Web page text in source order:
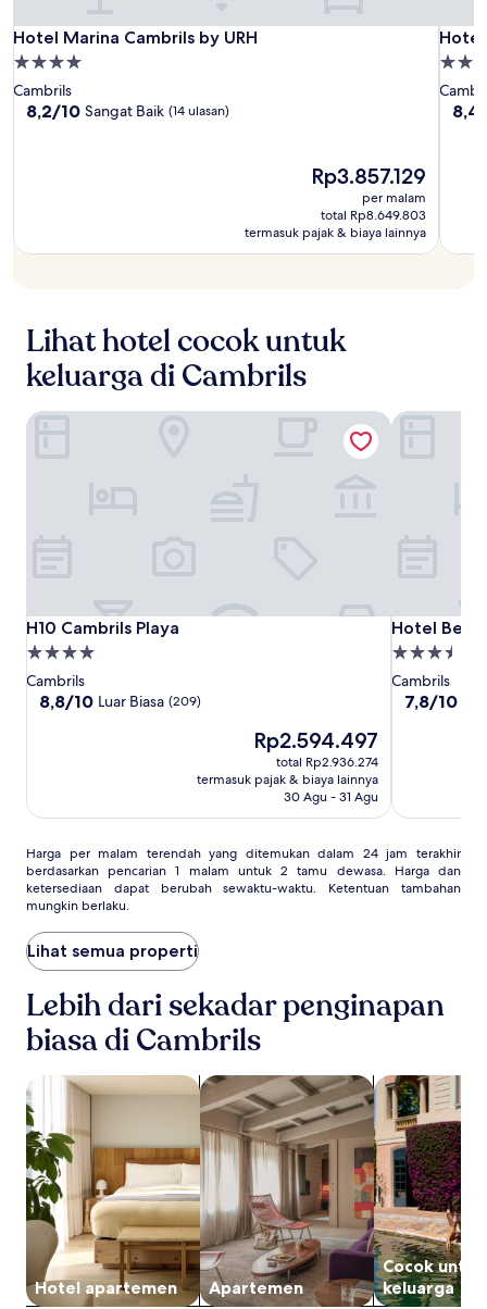
Hotel
Marina
Cambrils
by
URH
Hotel
by
URH
Hotel Marina Cambrils by URH
Hotel Marina Cambrils by URH
Properti
bintang
4.0
Cambrils
8.2
8,2/10 Sangat Baik (14 ulasan)
Harga
sekarang
Rp3.857.129
Rp3.857.129
per malam
total Rp8.649.803
termasuk pajak & biaya lainnya
Hotel
Best
4.0
8.4
Lihat hotel cocok untuk
keluarga di Cambrils
H10
Cambrils
Playa
H10
Cambrils
Playa
H10 Cambrils Playa
H10 Cambrils Playa
Properti
bintang
4.0
Cambrils
8.8
8,8/10 Luar Biasa (209)
Harga
sekarang
Rp2.594.497
Rp2.594.497
total Rp2.936.274
termasuk pajak & biaya lainnya
30 Agu - 31 Agu
H10 Cambrils Playa
Hotel
Best
Cambrils
Hotel Best
Hotel Best
Properti
bintang
3.5
Cambrils
7.8
7,8/10
Hotel Best
Harga
per
malam
terendah
yang
ditemukan
dalam
24
jam
terakhir
berdasarkan
1
malam
untuk
2
tamu
dewasa.
Harga
dan
ketersediaan
dapat
berubah
sewaktu-
Harga per malam terendah yang ditemukan dalam 24 jam terakhir
berdasarkan pencarian 1 malam untuk 2 tamu dewasa. Harga dan
ketersediaan dapat berubah sewaktu-waktu. Ketentuan tambahan
mungkin berlaku.
Lihat semua properti
Lebih dari sekadar penginapan
biasa di Cambrils
Hotel apartemen
cari hotel apartemen
Apartemen
cari apartemen
Cocok untuk
keluarga
cari properti